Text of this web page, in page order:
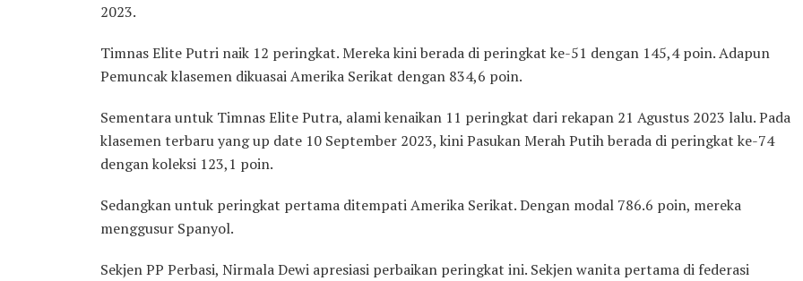
2023.
Timnas Elite Putri naik 12 peringkat. Mereka kini berada di peringkat ke-51 dengan 145,4 poin. Adapun
Pemuncak klasemen dikuasai Amerika Serikat dengan 834,6 poin.
Sementara untuk Timnas Elite Putra, alami kenaikan 11 peringkat dari rekapan 21 Agustus 2023 lalu. Pada
klasemen terbaru yang up date 10 September 2023, kini Pasukan Merah Putih berada di peringkat ke-74
dengan koleksi 123,1 poin.
Sedangkan untuk peringkat pertama ditempati Amerika Serikat. Dengan modal 786.6 poin, mereka
menggusur Spanyol.
Sekjen PP Perbasi, Nirmala Dewi apresiasi perbaikan peringkat ini. Sekjen wanita pertama di federasi